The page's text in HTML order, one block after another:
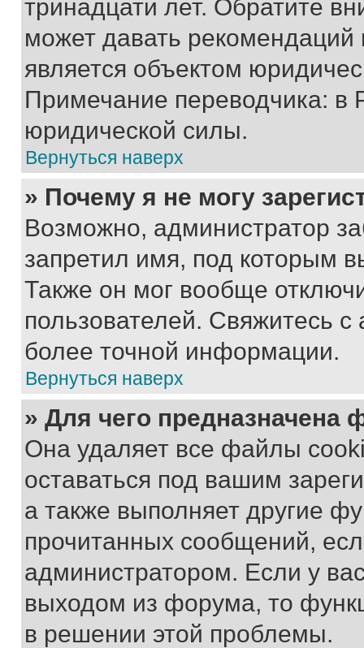
тринадцати лет. Обратите
может давать
является объектом
Примечание переводчика: в
юридической силы.
Вернуться наверх
» Почему я не могу
Возможно, администратор
запретил имя, под которым
Также он мог вообще
пользователей. Свяжитесь
более точной информации.
Вернуться наверх
» Для чего предназначена
Она удаляет все файлы
оставаться под вашим
а также выполняет другие
прочитанных сообщений,
администратором. Если у
выходом из форума, то
в решении этой проблемы.